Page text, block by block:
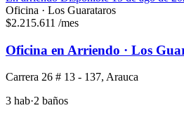
Oficina · Los Guarataros
$2.215.611 /mes
Oficina en Arriendo · Los
Carrera 26 # 13 - 137, Arauca
3 hab·2 baños